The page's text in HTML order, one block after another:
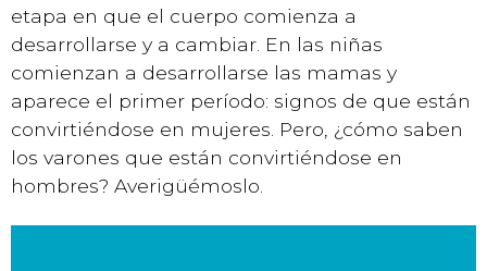
etapa en que el cuerpo comienza a
desarrollarse y a cambiar. En las niñas
comienzan a desarrollarse las mamas y
aparece el primer período: signos de que están
convirtiéndose en mujeres. Pero, ¿cómo saben
los varones que están convirtiéndose en
hombres? Averigüémoslo.